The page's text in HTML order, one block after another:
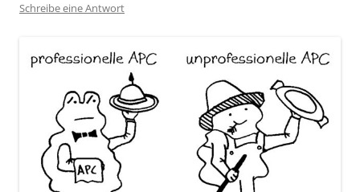
Schreibe eine Antwort